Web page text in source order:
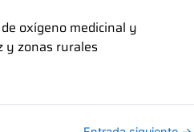
oxígeno medicinal y
y zonas rurales